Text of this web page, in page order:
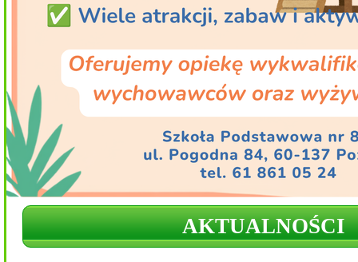
AKTUALNOŚCI